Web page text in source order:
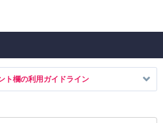
ト欄の利用ガイドライン
場合によってはコメント削除や書き込み制